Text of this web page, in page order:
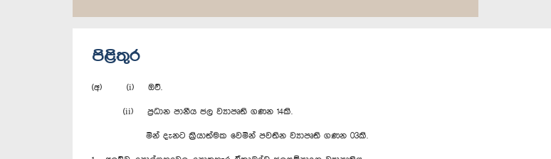
පිළිතුර
(අ) (i) ඔව්.
(ii) ප්‍රධාන පානීය ජල ව්‍යාපෘති ගණන 14කි.
මින් දැනට ක්‍රියාත්මක වෙමින් පවතින ව්‍යාපෘති ගණන 03කි.